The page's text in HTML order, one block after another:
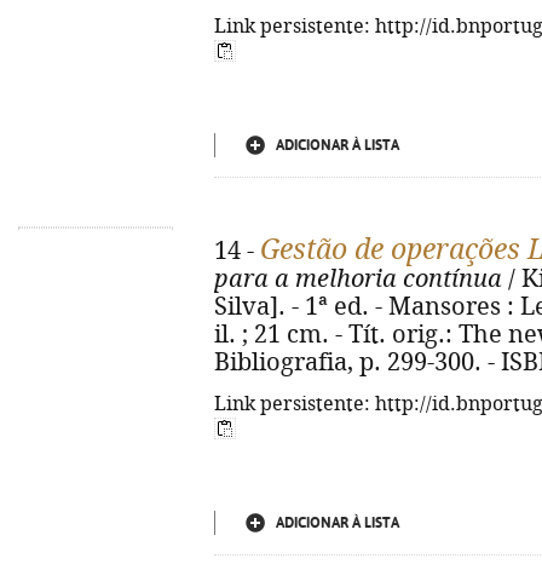
Link persistente: http://
ADICIONAR À LISTA
14 - Gestão de operações
para a melhoria contínua /
Silva]. - 1ª ed. - Mansores :
il. ; 21 cm. - Tít. orig.: The
Bibliografia, p. 299-300. -
Link persistente: http://
ADICIONAR À LISTA